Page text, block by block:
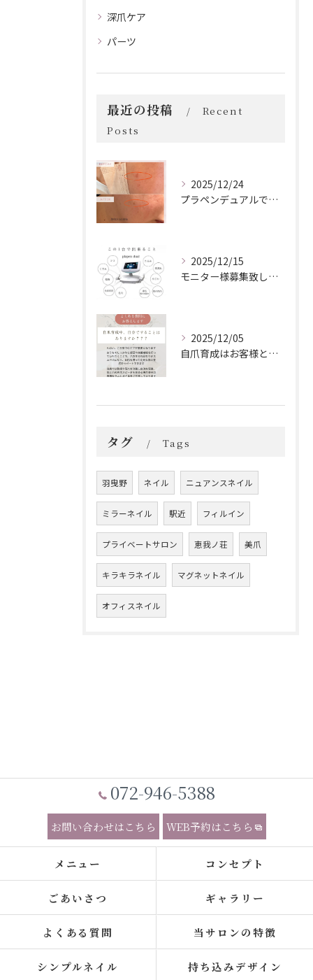
深爪ケア
パーツ
最近の投稿
Recent
Posts
2025/12/24
プラペンデュアルでプラズマ照射
2025/12/15
モニター様募集致します！
2025/12/05
自爪育成はお客様とサロンの二人三脚
タグ Tags
羽曳野 ネイル ニュアンスネイル
ミラーネイル 駅近 フィルイン
プライベートサロン 恵我ノ荘 美爪
キラキラネイル マグネットネイル
オフィスネイル
072-946-5388
お問い合わせはこちら WEB予約はこちら
メニュー コンセプト
ごあいさつ ギャラリー
よくある質問 当サロンの特徴
シンプルネイル 持ち込みデザイン